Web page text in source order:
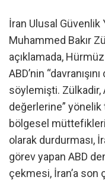
İran Ulusal
Muhammed Bakır
açıklamada, Hürmüz
ABD’nin
söylemişti. Zülkadir,
değerlerine”
bölgesel
olarak durdurması,
görev yapan ABD
çekmesi, İran’a son